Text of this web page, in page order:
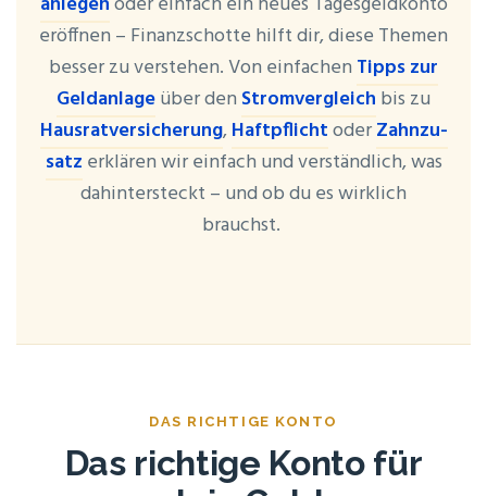
eröff­nen – Finanz­schot­te hilft dir, die­se The­men
bes­ser zu ver­ste­hen. Von ein­fa­chen Tipps zur
Geld­an­la­geüber den Strom­ver­gleich bis zu
Haus­rat­ver­si­che­rung,Haft­pflichtoderZahn­zu­
satz erklä­ren wir ein­fach und ver­ständ­lich, was
dahin­ter­steckt – und ob du es wirk­lich
brauchst.
DAS RICH­TI­GE KONTO
Das rich­ti­ge Kon­to für